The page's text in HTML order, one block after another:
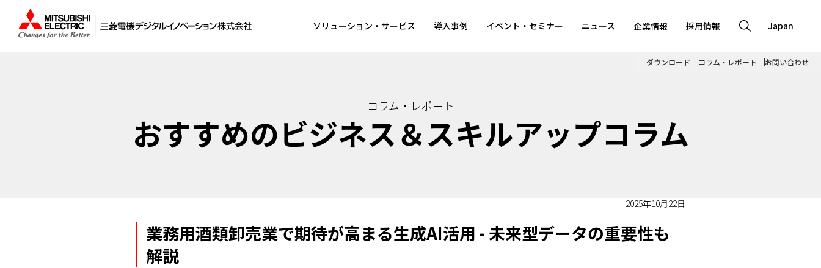
ソリューション・サービス 導入事例 イベント・セミナー ニュース 企業情報 採用情報 Japan
ダウンロード コラム・レポート お問い合わせ
コラム・レポート
おすすめのビジネス＆スキルアップコラム
2025年10月22日
業務用酒類卸売業で期待が高まる生成AI活用 - 未来型データの重要性も
解説